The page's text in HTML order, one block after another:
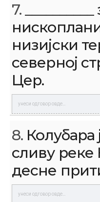
7.
низијски
северној
Цер.
8. Колубара
сливу реке
десне